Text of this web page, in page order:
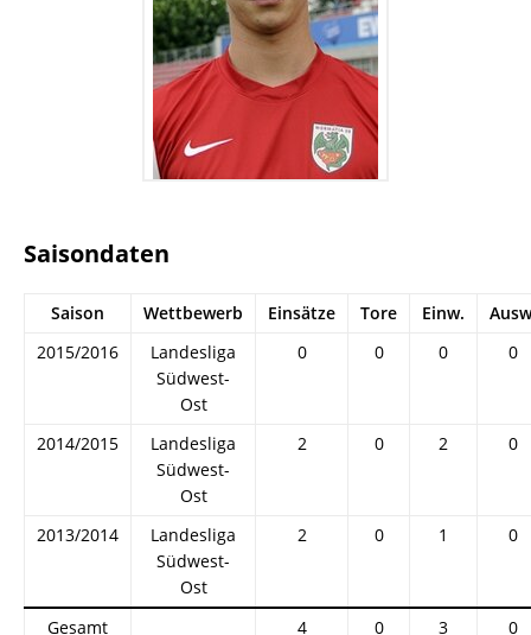
Saisondaten
Saison Wettbewerb Einsätze Tore Einw.
2015/2016
Landesliga
Südwest-
Ost
0 0 0 0
2014/2015
Landesliga
Südwest-
Ost
2 0 2 0
2013/2014
Landesliga
Südwest-
Ost
2 0 1 0
Gesamt 4 0 3 0